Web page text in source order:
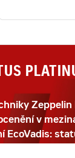
Zeppelin
v
EcoVadis: